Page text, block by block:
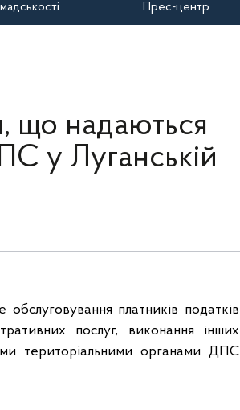
Прес-центр
що надаються
у Луганській
обслуговування платників податків
послуг, виконання інших
територіальними органами ДПС